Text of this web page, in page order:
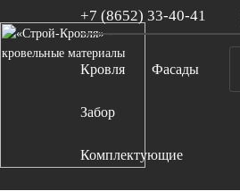
+7 (8652) 33-40-41
Кровля Фасады
Забор
Комплектующие